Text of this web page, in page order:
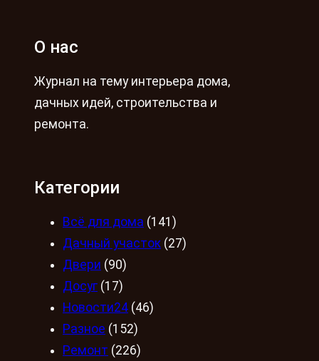
О нас
Журнал на тему интерьера дома,
дачных идей, строительства и
ремонта.
Категории
Всё для дома (141)
Дачный участок (27)
Двери (90)
Досуг (17)
Новости24 (46)
Разное (152)
Ремонт (226)